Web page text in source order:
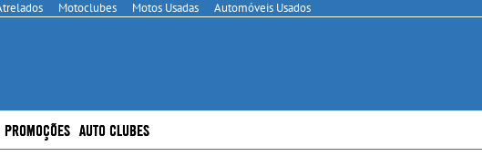
Motoclubes Motos Usadas Automóveis Usados
PROMOÇÕES AUTO CLUBES